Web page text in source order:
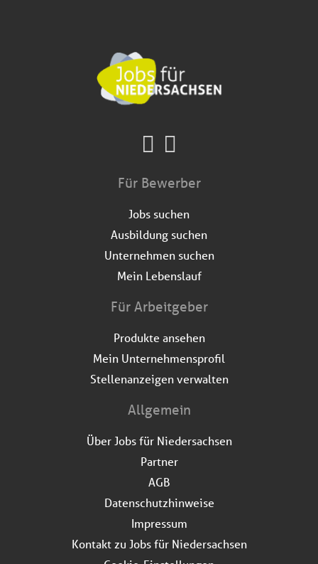
Für Bewerber
Jobs suchen
Ausbildung suchen
Unternehmen suchen
Mein Lebenslauf
Für Arbeitgeber
Produkte ansehen
Mein Unternehmensprofil
Stellenanzeigen verwalten
Allgemein
Über Jobs für Niedersachsen
Partner
AGB
Datenschutzhinweise
Impressum
Kontakt zu Jobs für Niedersachsen